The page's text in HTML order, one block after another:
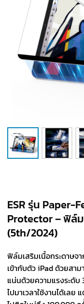
ESR รุ่น Paper-
Protector – ฟิล์ม
(5th/2024)
ฟิล์มเสริมเนื้อกระดาษจ
เข้ากับตัว iPad ด้วยสา
แน่นด้วยความแรงระดับ
ไปมาเวลาใช้งานได้เล